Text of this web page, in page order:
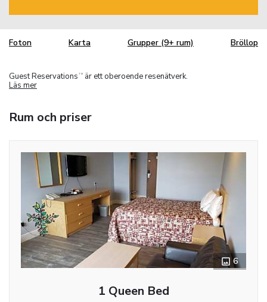
Foton Karta Grupper (9+ rum) Bröllop
Guest Reservations TM
är ett oberoende resenätverk.
Läs mer
Rum och priser
6
1 Queen Bed